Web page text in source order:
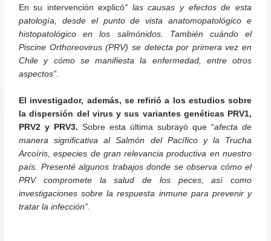
En su intervención explicó“ las causas y efectos de esta
patología, desde el punto de vista anatomopatológico e
histopatológico en los salmónidos. También cuándo el
Piscine Orthoreovirus (PRV) se detecta por primera vez en
Chile y cómo se manifiesta la enfermedad, entre otros
aspectos”
El investigador, además, se refirió a los estudios sobre
la dispersión del virus y sus variantes genéticas PRV1,
PRV2 y PRV3. Sobre esta última subrayó que “afecta de
manera significativa al Salmón del Pacífico y la Trucha
Arcoíris, especies de gran relevancia productiva en nuestro
país. Presenté algunos trabajos donde se observa cómo el
PRV compromete la salud de los peces, así como
investigaciones sobre la respuesta inmune para prevenir y
tratar la infección”.